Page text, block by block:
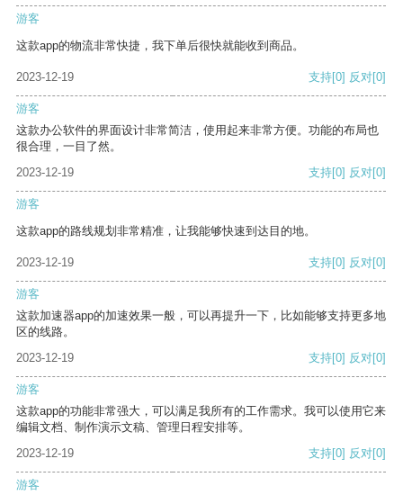
游客
这款app的物流非常快捷，我下单后很快就能收到商品。
2023-12-19 支持[0] 反对[0]
游客
这款办公软件的界面设计非常简洁，使用起来非常方便。功能的布局也
很合理，一目了然。
2023-12-19
支持[0] 反对[0]
游客
这款app的路线规划非常精准，让我能够快速到达目的地。
2023-12-19 支持[0] 反对[0]
游客
这款加速器app的加速效果一般，可以再提升一下，比如能够支持更多地
区的线路。
2023-12-19
支持[0] 反对[0]
游客
这款app的功能非常强大，可以满足我所有的工作需求。我可以使用它来
编辑文档、制作演示文稿、管理日程安排等。
2023-12-19
支持[0] 反对[0]
游客